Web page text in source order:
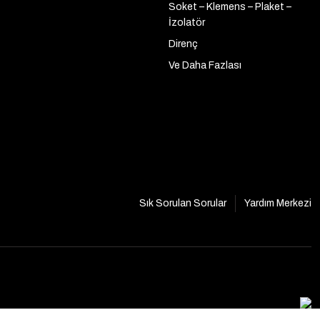
Soket – Klemens – Plaket –
İzolatör
Direnç
Ve Daha Fazlası
Sık Sorulan Sorular
Yardım Merkezi